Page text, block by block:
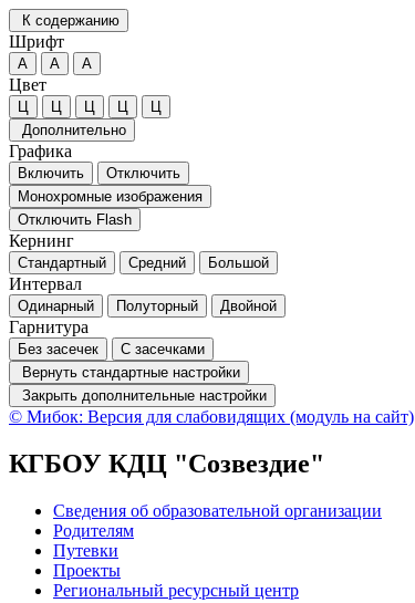
К содержанию
Шрифт
А А А
Цвет
Ц Ц Ц Ц
Ц
Дополнительно
Графика
Включить
Отключить
Монохромные изображения
Отключить Flash
Кернинг
Стандартный Средний Большой
Интервал
Одинарный Полуторный Двойной
Гарнитура
Без засечек
С засечками
Вернуть стандартные настройки
Закрыть дополнительные настройки
© Мибок: Версия для слабовидящих (модуль на сайт)
КГБОУ КДЦ "Созвездие"
Сведения об образовательной организации
Родителям
Путевки
Проекты
Региональный ресурсный центр